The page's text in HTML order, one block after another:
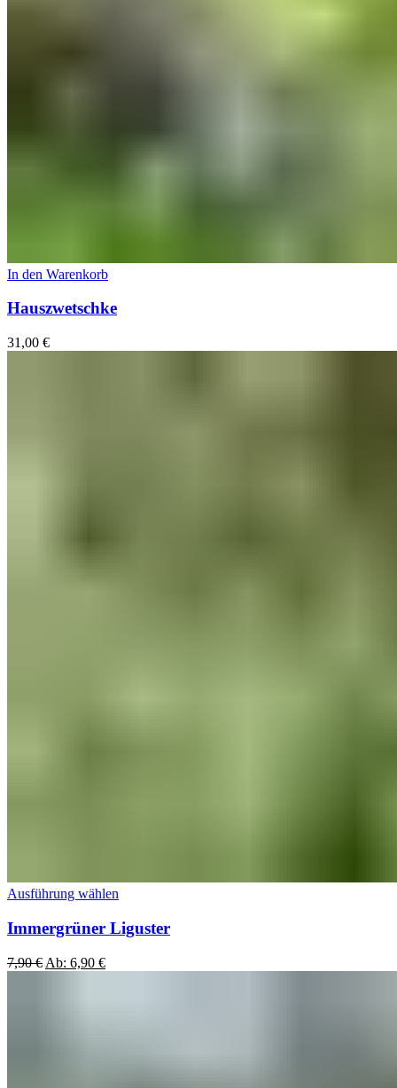
In den Warenkorb
Hauszwetschke
31,00 €
Ausführung wählen
Immergrüner Liguster
7,90€ Ab: 6,90 €